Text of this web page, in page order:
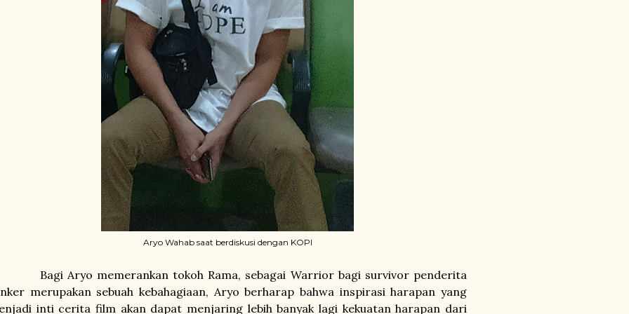
Aryo Wahab saat berdiskusi dengan KOPI
Bagi Aryo memerankan tokoh Rama, sebagai Warrior bagi survivor penderita
merupakan sebuah kebahagiaan, Aryo berharap bahwa inspirasi harapan yang
inti cerita film akan dapat menjaring lebih banyak lagi kekuatan harapan dari